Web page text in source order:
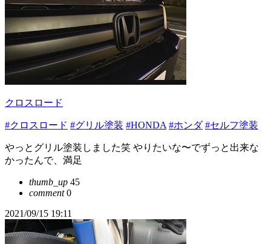
クロスロード
#クロスロード #グリル塗装 #HONDA #ホンダ #セルフ塗装
やっとグリル塗装しました笑 やりたいな〜でずっと出来な
かったんで、満足
thumb_up 45
comment0
2021/09/15 19:11